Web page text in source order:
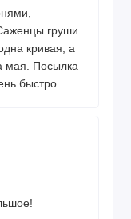
груши
кривая, а
мая. Посылка
быстро.